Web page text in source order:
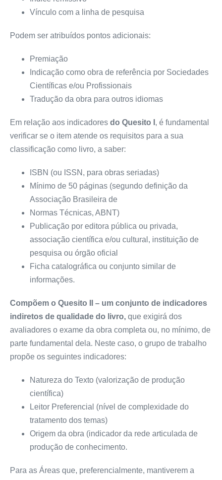
Vínculo com a linha de pesquisa
Podem ser atribuídos pontos adicionais:
Premiação
Indicação como obra de referência por Sociedades
Científicas e/ou Profissionais
Tradução da obra para outros idiomas
Em relação aos indicadores do Quesito I , é fundamental
verificar se o item atende os requisitos para a sua
classificação como livro, a saber:
ISBN (ou ISSN, para obras seriadas)
Mínimo de 50 páginas (segundo definição da
Associação Brasileira de
Normas Técnicas, ABNT)
Publicação por editora pública ou privada,
associação científica e/ou cultural, instituição de
pesquisa ou órgão oficial
Ficha catalográfica ou conjunto similar de
informações.
Compõem o Quesito II – um conjunto de indicadores
indiretos de qualidade do livro, que exigirá dos
avaliadores o exame da obra completa ou, no mínimo, de
parte fundamental dela. Neste caso, o grupo de trabalho
propõe os seguintes indicadores:
Natureza do Texto (valorização de produção
científica)
Leitor Preferencial (nível de complexidade do
tratamento dos temas)
Origem da obra (indicador da rede articulada de
produção de conhecimento.
Para as Áreas que, preferencialmente, mantiverem a